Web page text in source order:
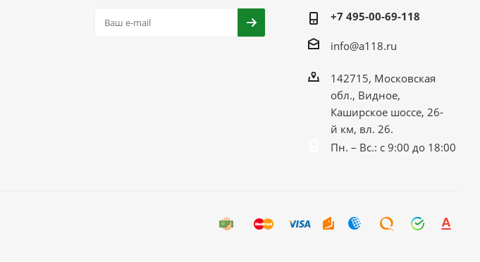
+7 495-00-69-118
info@a118.ru
142715, Московская
обл., Видное,
Каширское шоссе, 26-
й км, вл. 26.
Пн. – Вс.: с 9:00 до 18:00